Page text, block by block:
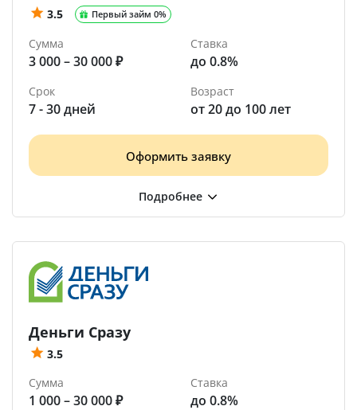
3.5 Первый займ 0%
Сумма
3 000 – 30 000 ₽
Ставка
до 0.8%
Срок
7 - 30 дней
Возраст
от 20 до 100 лет
Оформить заявку
Деньги Сразу
3.5
Сумма
1 000 – 30 000 ₽
Ставка
до 0.8%